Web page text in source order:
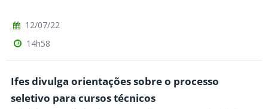
12/07/22
14h58
Ifes divulga orientações sobre o processo
seletivo para cursos técnicos